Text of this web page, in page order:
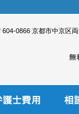
604-0866 京都市中京区